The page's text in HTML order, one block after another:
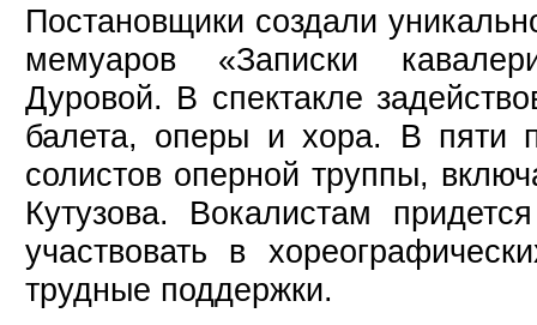
Постановщики создали
мемуаров «Записки
Дуровой. В спектакле
балета, оперы и хора. В пяти
солистов оперной труппы,
Кутузова. Вокалистам
участвовать в
трудные поддержки.